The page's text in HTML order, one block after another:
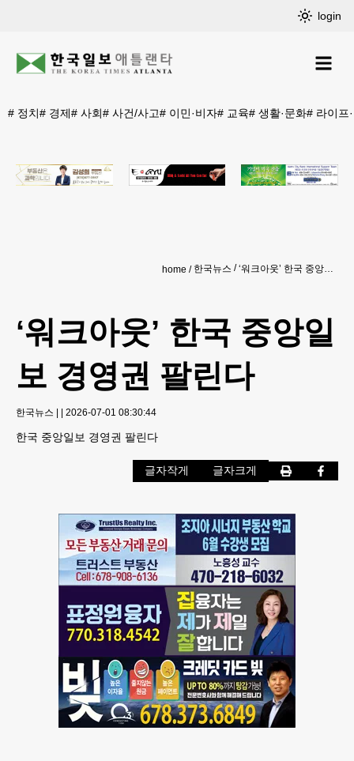
login
# 정치# 경제# 사회# 사건/사고# 이민·비자# 교육# 생활·문화# 라이프
home 한국뉴스 ‘워크아웃’ 한국 중앙일보 경영권 팔린다
‘워크아웃’ 한국 중앙일
보 경영권 팔린다
한국뉴스 | | 2026-07-01 08:30:44
한국 중앙일보 경영권 팔린다
글자작게 글자크게